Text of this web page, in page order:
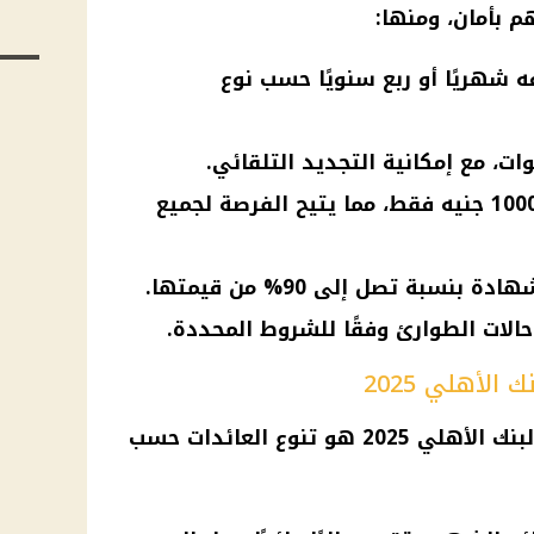
بأمان، ومنها:
شهريًا أو ربع سنويًا حسب نوع
الشراء متاح بمبلغ يبدأ من 1000 جنيه فقط، مما يتيح الفرصة لجميع
تصل إلى 90% من قيمتها.
الطوارئ وفقًا للشروط المحددة.
2025
أحد أكثر ما يميز شهادات ادخار البنك الأهلي 2025 هو تنوع العائدات حسب